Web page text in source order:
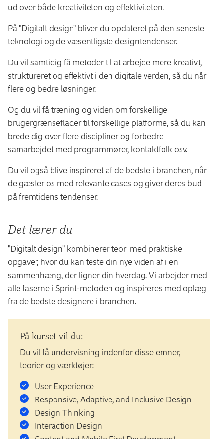
ud over både kreativiteten og effektiviteten.
På "Digitalt design" bliver du opdateret på den seneste
teknologi og de væsentligste designtendenser.
Du vil samtidig få metoder til at arbejde mere kreativt,
struktureret og effektivt i den digitale verden, så du når
flere og bedre løsninger.
Og du vil få træning og viden om forskellige
brugergrænseflader til forskellige platforme, så du kan
brede dig over flere discipliner og forbedre
samarbejdet med programmører, kontaktfolk osv.
Du vil også blive inspireret af de bedste i branchen, når
de gæster os med relevante cases og giver deres bud
på fremtidens tendenser.
Det lærer du
"Digitalt design" kombinerer teori med praktiske
opgaver, hvor du kan teste din nye viden af i en
sammenhæng, der ligner din hverdag. Vi arbejder med
alle faserne i Sprint-metoden og inspireres med oplæg
fra de bedste designere i branchen.
På kurset vil du:
Du vil få undervisning indenfor disse emner,
teorier og værktøjer:
User Experience
Responsive, Adaptive, and Inclusive Design
Design Thinking
Interaction Design